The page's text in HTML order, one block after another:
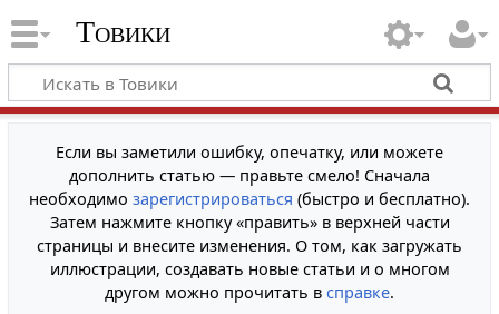
Товики
Если вы заметили ошибку, опечатку, или можете
дополнить статью — правьте смело! Сначала
необходимо зарегистрироваться (быстро и бесплатно).
Затем нажмите кнопку «править» в верхней части
страницы и внесите изменения. О том, как загружать
иллюстрации, создавать новые статьи и о многом
другом можно прочитать в справке.